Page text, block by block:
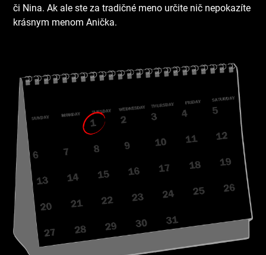
či Nina. Ak ale ste za tradičné meno určite nič nepokazíte
krásnym menom Anička.